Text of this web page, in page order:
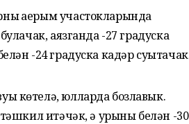
аерым участокларында
аязганда -27 градуска
-24 градуска кадәр
көтелә, юлларда бозлавык.
итәчәк, ә урыны белән -30